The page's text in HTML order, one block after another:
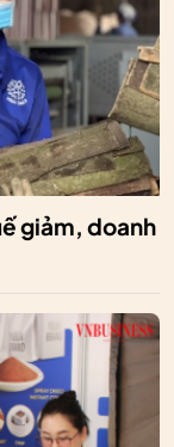
giảm, doanh